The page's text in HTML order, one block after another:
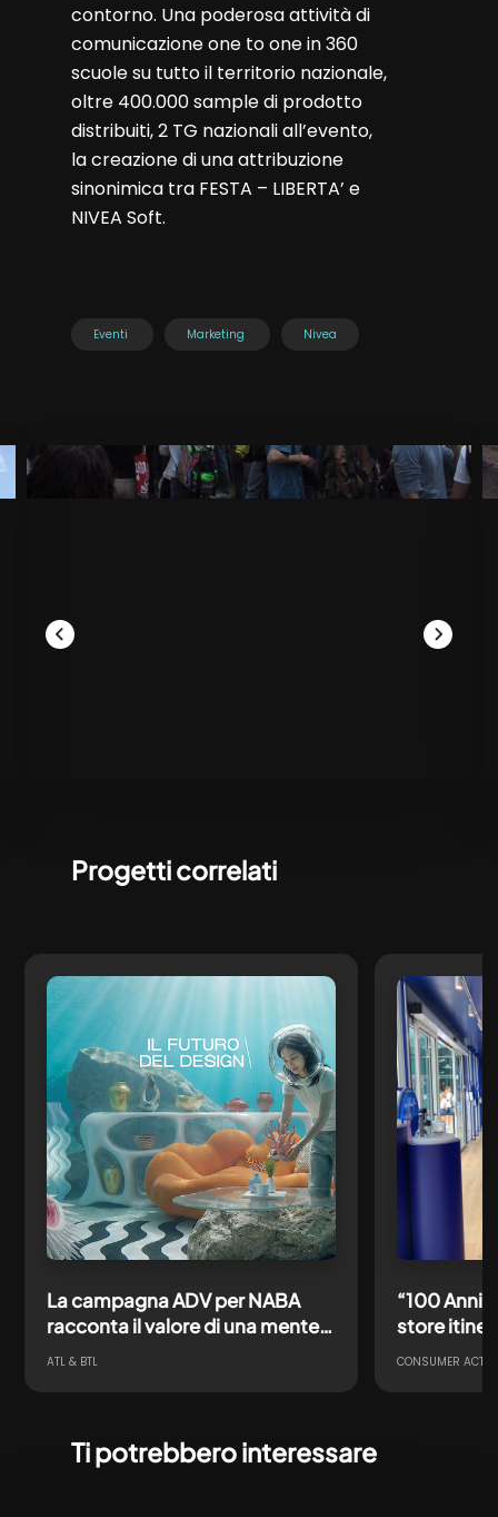
contorno. Una poderosa attività di
comunicazione one to one in 360
scuole su tutto il territorio nazionale,
oltre 400.000 sample di prodotto
distribuiti, 2 TG nazionali all’evento,
la creazione di una attribuzione
sinonimica tra FESTA – LIBERTA’ e
NIVEA Soft.
Eventi Marketing Nivea
Progetti correlati
ATL & BTL
La campagna ADV per NABA
racconta il valore di una mente
creativa pronta ad affrontare
CONSUMER
“100 Anni
store
un’icona
Ti potrebbero interessare